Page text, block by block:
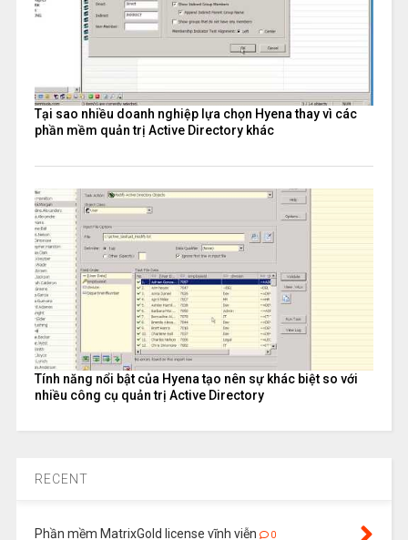
Tại sao nhiều doanh nghiệp lựa chọn Hyena thay vì các
phần mềm quản trị Active Directory khác
Tính năng nổi bật của Hyena tạo nên sự khác biệt so với
nhiều công cụ quản trị Active Directory
RECENT
Phần mềm MatrixGold license vĩnh viễn 0